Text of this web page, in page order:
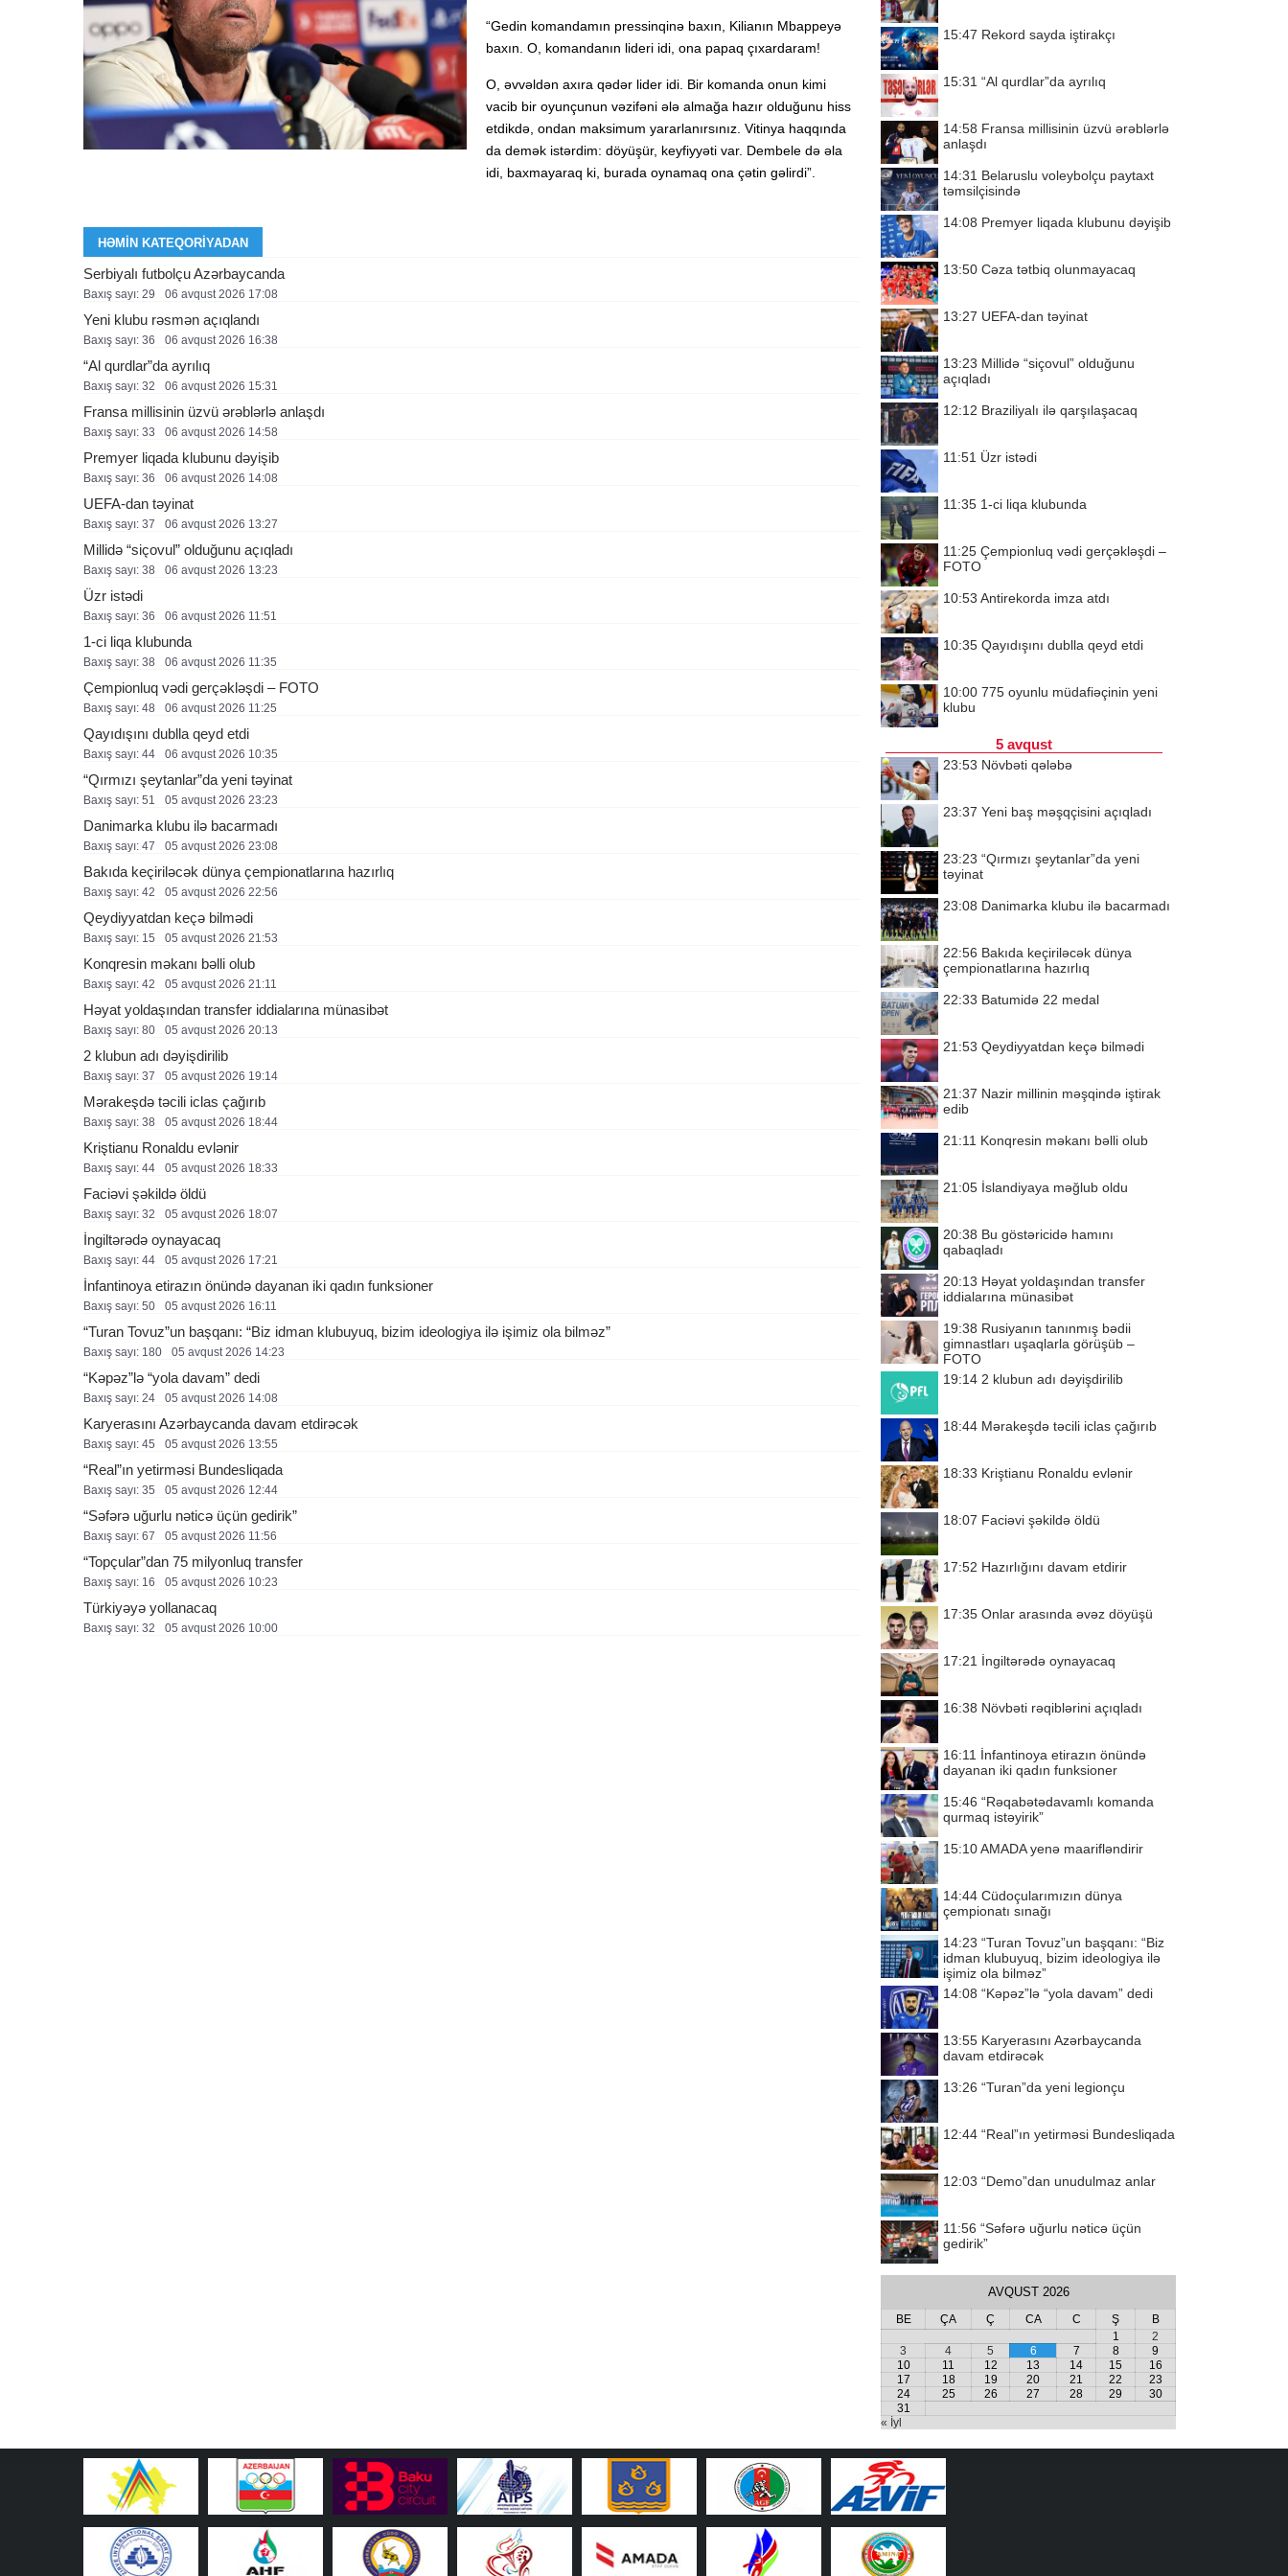
“Gedin komandamın pressinqinə baxın, Kilianın Mbappeyə
baxın. O, komandanın lideri idi, ona papaq çıxardaram!
O, əvvəldən axıra qədər lider idi. Bir komanda onun kimi
vacib bir oyunçunun vəzifəni ələ almağa hazır olduğunu hiss
etdikdə, ondan maksimum yararlanırsınız. Vitinya haqqında
da demək istərdim: döyüşür, keyfiyyəti var. Dembele də əla
idi, baxmayaraq ki, burada oynamaq ona çətin gəlirdi”.
HƏMIN KATEQORIYADAN
Serbiyalı futbolçu Azərbaycanda
Baxış sayı: 29 06 avqust 2026 17:08
Yeni klubu rəsmən açıqlandı
Baxış sayı: 36 06 avqust 2026 16:38
“Al qurdlar”da ayrılıq
Baxış sayı: 32 06 avqust 2026 15:31
Fransa millisinin üzvü ərəblərlə anlaşdı
Baxış sayı: 33 06 avqust 2026 14:58
Premyer liqada klubunu dəyişib
Baxış sayı: 36 06 avqust 2026 14:08
UEFA-dan təyinat
Baxış sayı: 37 06 avqust 2026 13:27
Millidə “siçovul” olduğunu açıqladı
Baxış sayı: 38 06 avqust 2026 13:23
Üzr istədi
Baxış sayı: 36 06 avqust 2026 11:51
1-ci liqa klubunda
Baxış sayı: 38 06 avqust 2026 11:35
Çempionluq vədi gerçəkləşdi – FOTO
Baxış sayı: 48 06 avqust 2026 11:25
Qayıdışını dublla qeyd etdi
Baxış sayı: 44 06 avqust 2026 10:35
“Qırmızı şeytanlar”da yeni təyinat
Baxış sayı: 51 05 avqust 2026 23:23
Danimarka klubu ilə bacarmadı
Baxış sayı: 47 05 avqust 2026 23:08
Bakıda keçiriləcək dünya çempionatlarına hazırlıq
Baxış sayı: 42 05 avqust 2026 22:56
Qeydiyyatdan keçə bilmədi
Baxış sayı: 15 05 avqust 2026 21:53
Konqresin məkanı bəlli olub
Baxış sayı: 42 05 avqust 2026 21:11
Həyat yoldaşından transfer iddialarına münasibət
Baxış sayı: 80 05 avqust 2026 20:13
2 klubun adı dəyişdirilib
Baxış sayı: 37 05 avqust 2026 19:14
Mərakeşdə təcili iclas çağırıb
Baxış sayı: 38 05 avqust 2026 18:44
Kriştianu Ronaldu evlənir
Baxış sayı: 44 05 avqust 2026 18:33
Faciəvi şəkildə öldü
Baxış sayı: 32 05 avqust 2026 18:07
İngiltərədə oynayacaq
Baxış sayı: 44 05 avqust 2026 17:21
İnfantinoya etirazın önündə dayanan iki qadın funksioner
Baxış sayı: 50 05 avqust 2026 16:11
“Turan Tovuz”un başqanı: “Biz idman klubuyuq, bizim ideologiya ilə işimiz ola bilməz”
Baxış sayı: 180 05 avqust 2026 14:23
“Kəpəz”lə “yola davam” dedi
Baxış sayı: 24 05 avqust 2026 14:08
Karyerasını Azərbaycanda davam etdirəcək
Baxış sayı: 45 05 avqust 2026 13:55
“Real”ın yetirməsi Bundesliqada
Baxış sayı: 35 05 avqust 2026 12:44
“Səfərə uğurlu nəticə üçün gedirik”
Baxış sayı: 67 05 avqust 2026 11:56
“Topçular”dan 75 milyonluq transfer
Baxış sayı: 16 05 avqust 2026 10:23
Türkiyəyə yollanacaq
Baxış sayı: 32 05 avqust 2026 10:00
15:47 Rekord sayda iştirakçı
15:31 “Al qurdlar”da ayrılıq
14:58 Fransa millisinin üzvü ərəblərlə
anlaşdı
14:31 Belaruslu voleybolçu paytaxt
təmsilçisində
14:08 Premyer liqada klubunu dəyişib
13:50 Cəza tətbiq olunmayacaq
13:27 UEFA-dan təyinat
13:23 Millidə “siçovul” olduğunu
açıqladı
12:12 Braziliyalı ilə qarşılaşacaq
11:51 Üzr istədi
11:35 1-ci liqa klubunda
11:25 Çempionluq vədi gerçəkləşdi –
FOTO
10:53 Antirekorda imza atdı
10:35 Qayıdışını dublla qeyd etdi
10:00 775 oyunlu müdafiəçinin yeni
klubu
5 avqust
23:53 Növbəti qələbə
23:37 Yeni baş məşqçisini açıqladı
23:23 “Qırmızı şeytanlar”da yeni
təyinat
23:08 Danimarka klubu ilə bacarmadı
22:56 Bakıda keçiriləcək dünya
çempionatlarına hazırlıq
22:33 Batumidə 22 medal
21:53 Qeydiyyatdan keçə bilmədi
21:37 Nazir millinin məşqində iştirak
edib
21:11 Konqresin məkanı bəlli olub
21:05 İslandiyaya məğlub oldu
20:38 Bu göstəricidə hamını
qabaqladı
20:13 Həyat yoldaşından transfer
iddialarına münasibət
19:38 Rusiyanın tanınmış bədii
gimnastları uşaqlarla görüşüb –
FOTO
19:14 2 klubun adı dəyişdirilib
18:44 Mərakeşdə təcili iclas çağırıb
18:33 Kriştianu Ronaldu evlənir
18:07 Faciəvi şəkildə öldü
17:52 Hazırlığını davam etdirir
17:35 Onlar arasında əvəz döyüşü
17:21 İngiltərədə oynayacaq
16:38 Növbəti rəqiblərini açıqladı
16:11 İnfantinoya etirazın önündə
dayanan iki qadın funksioner
15:46 “Rəqabətədavamlı komanda
qurmaq istəyirik”
15:10AMADA yenə maarifləndirir
14:44 Cüdoçularımızın dünya
çempionatı sınağı
14:23 “Turan Tovuz”un başqanı: “Biz
idman klubuyuq, bizim ideologiya ilə
işimiz ola bilməz”
14:08 “Kəpəz”lə “yola davam” dedi
13:55 Karyerasını Azərbaycanda
davam etdirəcək
13:26 “Turan”da yeni legionçu
12:44 “Real”ın yetirməsi Bundesliqada
12:03 “Demo”dan unudulmaz anlar
11:56 “Səfərə uğurlu nəticə üçün
gedirik”
AVQUST 2026
BE ÇA Ç CA C Ş
B
1
2
3
4 5 6 7 8
9
10
11 12 13 14 15
16
17
18 19 20 21 22
23
24
25 26 27 28 29
30
31
« İyl